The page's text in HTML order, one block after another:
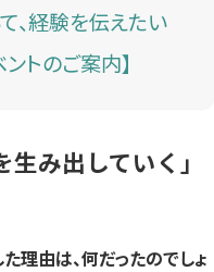
、経験を伝えたい
トのご案内】
生み出していく」
理由は、何だったのでしょ